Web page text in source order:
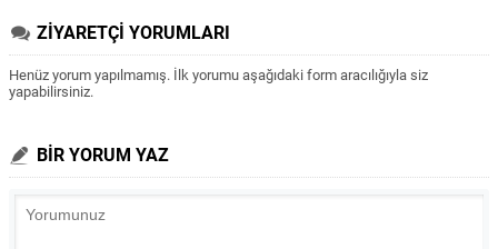
ZİYARETÇİ YORUMLARI
Henüz yorum yapılmamış. İlk yorumu aşağıdaki form aracılığıyla siz
yapabilirsiniz.
BİR YORUM YAZ